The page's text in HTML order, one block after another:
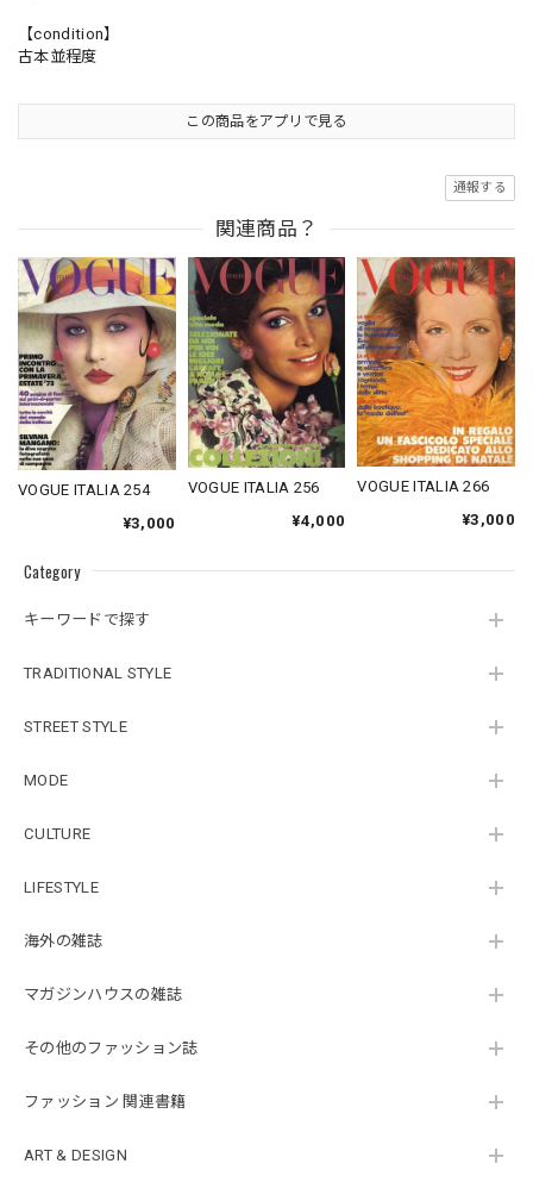
Category
キーワードで探す
TRADITIONAL STYLE
STREET STYLE
MODE
CULTURE
LIFESTYLE
海外の雑誌
マガジンハウスの雑誌
その他のファッション誌
ファッション 関連書籍
ART & DESIGN
【condition】
古本並程度
この商品をアプリで見る
通報する
関連商品？
VOGUE ITALIA 254
¥3,000
VOGUE ITALIA 256
¥4,000
VOGUE ITALIA 266
¥3,000